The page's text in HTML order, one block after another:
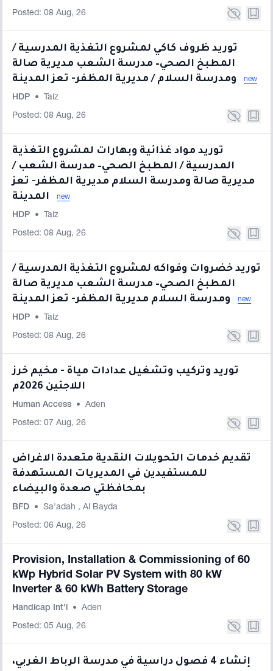
Posted: 08 Aug, 26
توريد ظروف كاكي لمشروع التغذية المدرسية /
المطبخ الصحي– مدرسة الشعب مديرية صالة
new
HDP • Taiz
Posted: 08 Aug, 26
توريد مواد غذائية وبهارات لمشروع التغذية
المدرسية / المطبخ الصحي– مدرسة الشعب /
مديرية صالة ومدرسة السلام مديرية المظفر- تعز
new
HDP • Taiz
Posted: 08 Aug, 26
توريد خضروات وفواكه لمشروع التغذية المدرسية /
المطبخ الصحي– مدرسة الشعب مديرية صالة
new
HDP • Taiz
Posted: 08 Aug, 26
توريد وتركيب وتشغيل عدادات مياة - مخيم خرز
اللاجئين 2026م
Human Access • Aden
Posted: 07 Aug, 26
تقديم خدمات التحويلات النقدية متعددة الاغراض
للمستفيدين في المديريات المستهدفة
بمحافظتي صعدة والبيضاء
BFD • Sa'adah , Al Bayda
Posted: 06 Aug, 26
Provision, Installation & Commissioning of 60
kWp Hybrid Solar PV System with 80 kW
Inverter & 60 kWh Battery Storage
Handicap Int'l • Aden
Posted: 05 Aug, 26
إنشاء 4 فصول دراسية في مدرسة الرباط الغربي،